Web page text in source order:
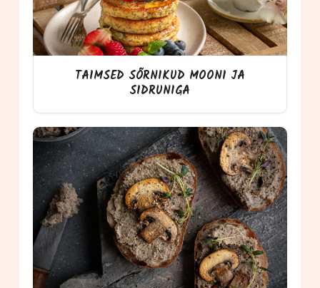
TAIMSED SÕRNIKUD MOONI JA
SIDRUNIGA